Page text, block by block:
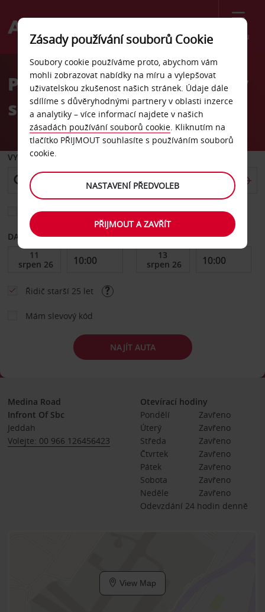
Menu
Welcome
AvisPronájem auta Pouze vozy
s řidičem
VYZVEDNOUT Z
Vyberte si jiné místo vrácení
DATUM OD DATUM DO
Řidič starší 25 let
Mám slevový kód
NAJÍT AUTA
Medina Road
Infront Of Sbc
Jeddah
Volejte: 00 966 126456423
Otevírací hodiny
Pondělí
Zavřeno
Úterý
Zavřeno
Středa
Zavřeno
Čtvrtek
Zavřeno
Pátek
Zavřeno
Sobota
Zavřeno
Neděle
Zavřeno
Odevzdání 24 hodin denně
View Map
Zásady používání souborů Cookie
Soubory cookie používáme proto, abychom vám
mohli zobrazovat nabídky na míru a vylepšovat
uživatelskou zkušenost našich stránek. Údaje dále
sdílíme s důvěryhodnými partnery v oblasti inzerce
a analytiky – více informací najdete v našich
zásadách používání souborů cookie. Kliknutím na
tlačítko PŘIJMOUT souhlasíte s používáním souborů
cookie.
NASTAVENÍ PŘEDVOLEB
PŘIJMOUT A ZAVŘÍT